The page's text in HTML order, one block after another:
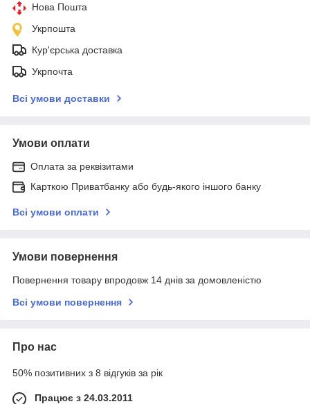
Нова Пошта
Укрпошта
Кур'єрська доставка
Укрпочта
Всі умови доставки
Умови оплати
Оплата за реквізитами
Карткою Приватбанку або будь-якого іншого банку
Всі умови оплати
Умови повернення
Повернення товару впродовж 14 днів за домовленістю
Всі умови повернення
Про нас
50% позитивних з 8 відгуків за рік
Працює з 24.03.2011